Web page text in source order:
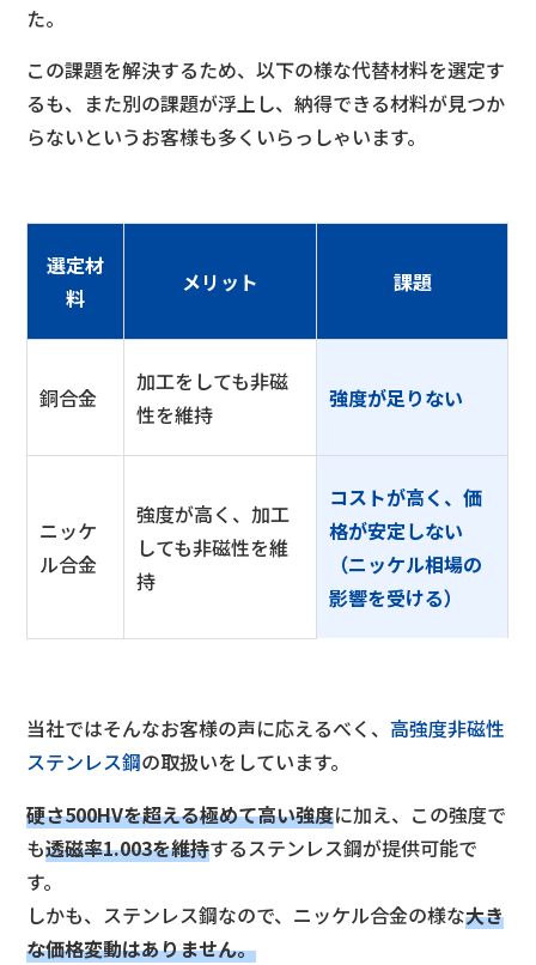
た。
この課題を解決するため、以下の様な代替材料を選定す
るも、また別の課題が浮上し、納得できる材料が見つか
らないというお客様も多くいらっしゃいます。
選定材
料
メリット 課題
銅合金
加工をしても非磁
性を維持
強度が足りない
ニッケ
ル合金
強度が高く、加工
しても非磁性を維
持
コストが高く、価
格が安定しない
（ニッケル相場の
影響を受ける）
当社ではそんなお客様の声に応えるべく、高強度非磁性
ステンレス鋼の取扱いをしています。
硬さ500HVを超える極めて高い強度に加え、この強度で
も透磁率1.003を維持するステンレス鋼が提供可能で
す。
しかも、ステンレス鋼なので、ニッケル合金の様な大き
な価格変動はありません。